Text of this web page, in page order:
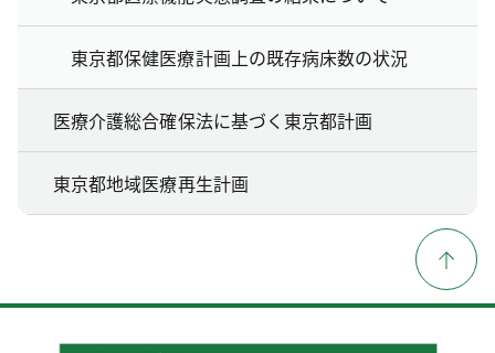
東京都保健医療計画上の既存病床数の状況
医療介護総合確保法に基づく東京都計画
東京都地域医療再生計画